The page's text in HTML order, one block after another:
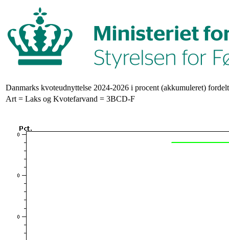
Danmarks kvoteudnyttelse 2024-2026 i procent (akkumuleret)
Art = Laks og Kvotefarvand = 3BCD-F